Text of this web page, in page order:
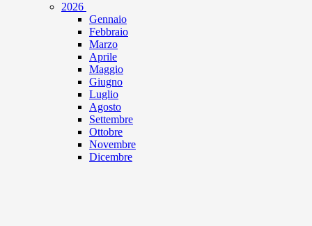
2026
Gennaio
Febbraio
Marzo
Aprile
Maggio
Giugno
Luglio
Agosto
Settembre
Ottobre
Novembre
Dicembre